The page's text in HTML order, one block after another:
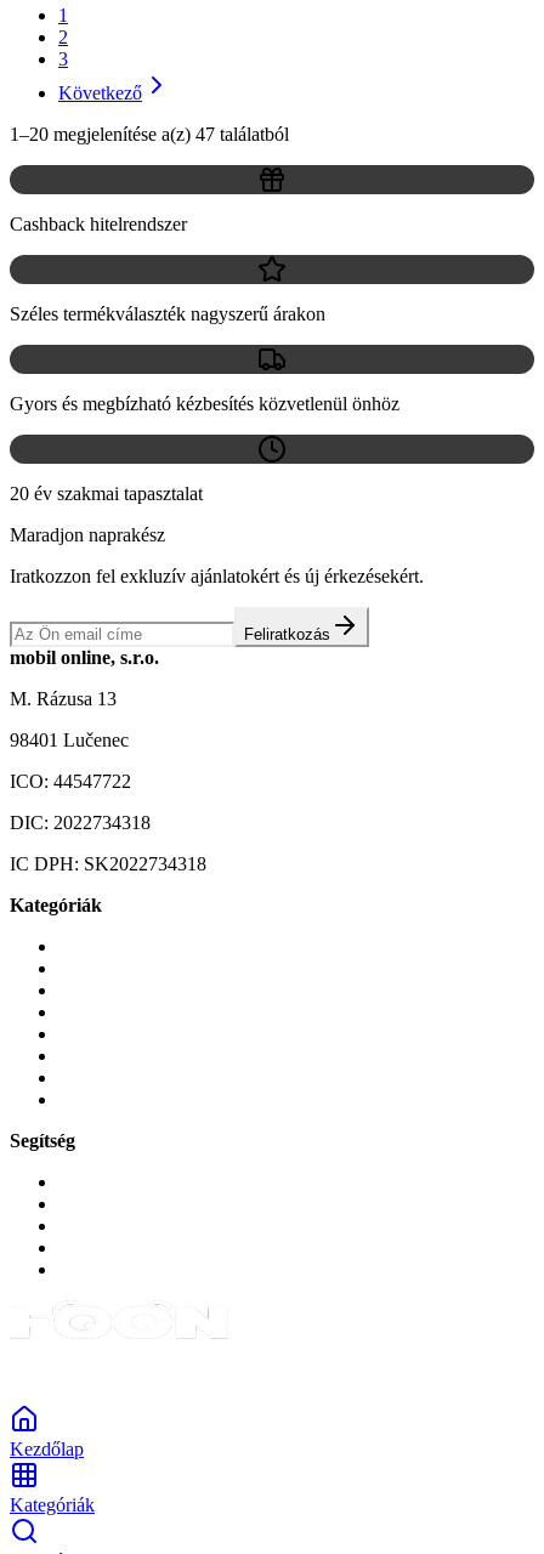
1
2
3
Következő
1–20 megjelenítése a(z) 47 találatból
Cashback hitelrendszer
Széles termékválaszték nagyszerű árakon
Gyors és megbízható kézbesítés közvetlenül önhöz
20 év szakmai tapasztalat
Maradjon naprakész
Iratkozzon fel exkluzív ajánlatokért és új érkezésekért.
Feliratkozás
mobil online, s.r.o.
M. Rázusa 13
98401 Lučenec
ICO: 44547722
DIC: 2022734318
IC DPH: SK2022734318
Kategóriák
Segítség
Kezdőlap
Kategóriák